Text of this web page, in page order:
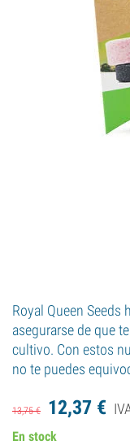
Royal Queen Seeds
asegurarse de que
cultivo. Con estos
no te puedes
13,75€ 12,37 €
En stock